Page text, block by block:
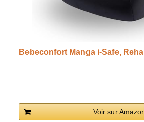
Bebeconfort Manga i-Safe,
Voir sur